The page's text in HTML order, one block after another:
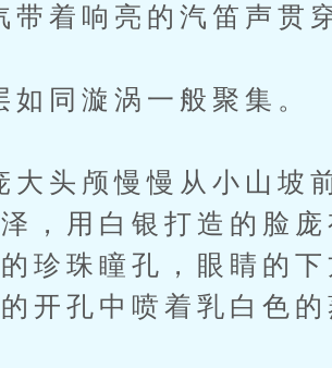
着响亮的汽笛声贯
同漩涡一般聚集。
头颅慢慢从小山坡
，用白银打造的脸
珍珠瞳孔，眼睛的
开孔中喷着乳白色的